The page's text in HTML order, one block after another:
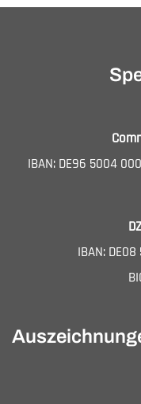
IBAN: DE96 5004
IBAN: